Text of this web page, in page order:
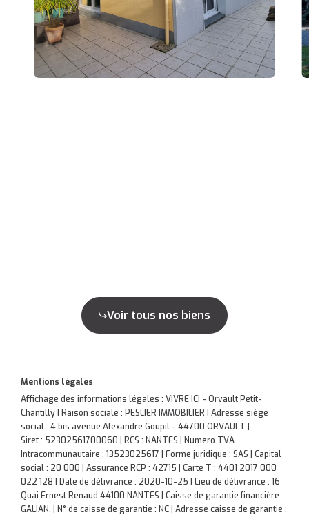
Voir tous nos biens
Mentions légales
Affichage des informations légales : VIVRE ICI - Orvault Petit-
Chantilly | Raison sociale : PESLIER IMMOBILIER | Adresse siège
social : 4 bis avenue Alexandre Goupil - 44700 ORVAULT |
Siret : 52302561700060 | RCS : NANTES | Numero TVA
Intracommunautaire : 13523025617 | Forme juridique : SAS | Capital
social : 20 000 | Assurance RCP : 42715 | Carte T : 4401 2017 000
022 128 | Date de délivrance : 2020-10-25 | Lieu de délivrance : 16
Quai Ernest Renaud 44100 NANTES | Caisse de garantie financière :
GALIAN. | N° de caisse de garantie : NC | Adresse caisse de garantie :